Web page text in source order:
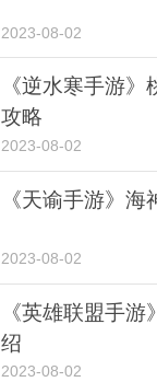
2023-08-02
《逆水寒手游
攻略
2023-08-02
《天谕手游》
2023-08-02
《英雄联盟手
绍
2023-08-02